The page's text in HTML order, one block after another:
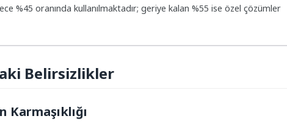
%45 oranında kullanılmaktadır; geriye kalan %55 ise özel çözümler
Belirsizlikler
Karmaşıklığı